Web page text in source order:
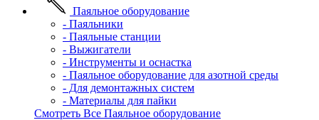
Паяльное оборудование
- Паяльники
- Паяльные станции
- Выжигатели
- Инструменты и оснастка
- Паяльное оборудование для азотной среды
- Для демонтажных систем
- Материалы для пайки
Смотреть Все Паяльное оборудование